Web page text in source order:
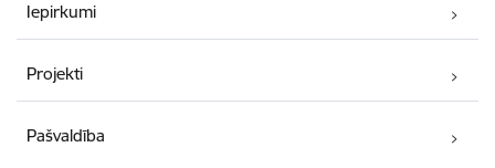
Iepirkumi
Projekti
Pašvaldība